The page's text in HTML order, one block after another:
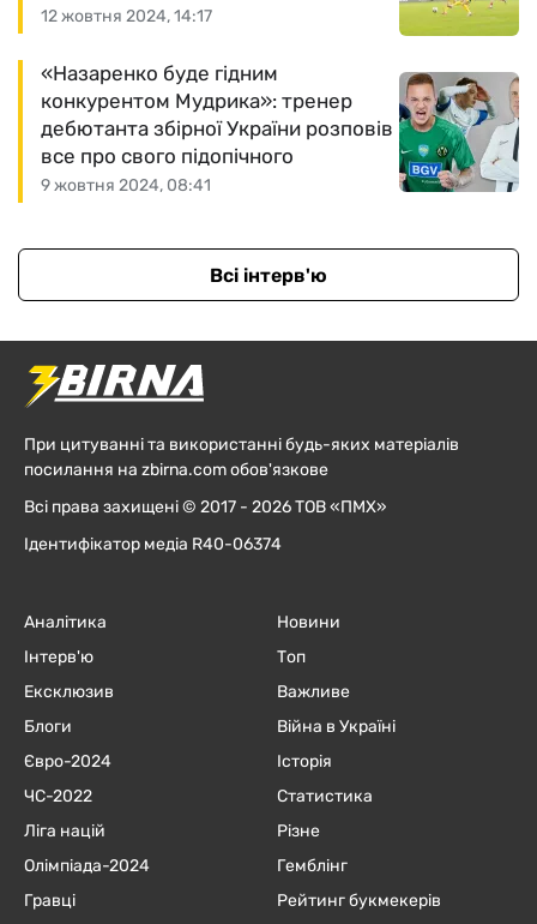
12 жовтня 2024, 14:17
9 жовтня 2024, 08:41
«Назаренко буде гідним
конкурентом Мудрика»: тренер
дебютанта збірної України розповів
все про свого підопічного
Всі інтерв'ю
При цитуванні та використанні будь-яких матеріалів
посилання на zbirna.com обов'язкове
Всі права захищені © 2017 - 2026 ТОВ «ПМХ»
Ідентифікатор медіа R40-06374
Аналітика
Інтерв'ю
Ексклюзив
Блоги
Євро-2024
ЧC-2022
Ліга націй
Олімпіада-2024
Гравці
Новини
Топ
Важливе
Війна в Україні
Історія
Статистика
Різне
Гемблінг
Рейтинг букмекерів